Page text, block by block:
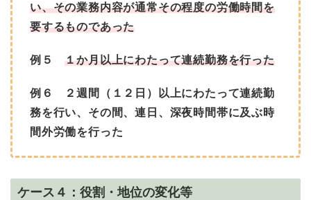
い、その業務内容が通常その程度の労働時間を
要するものであった
例５１か月以上にわたって連続勤務を行った
例６ ２週間（１２日）以上にわたって連続勤
務を行い、その間、連日、深夜時間帯に及ぶ時
間外労働を行った
ケース４：役割・地位の変化等